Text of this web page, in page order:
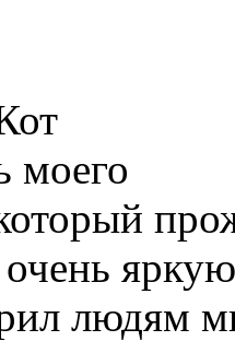
моего
яркую
людям